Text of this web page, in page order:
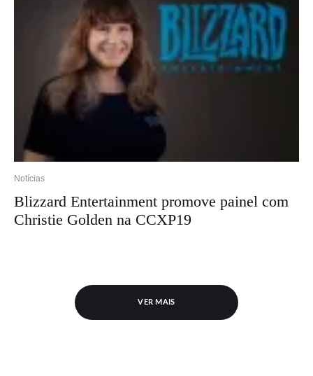
Notícias
Blizzard Entertainment promove painel com
Christie Golden na CCXP19
VER MAIS